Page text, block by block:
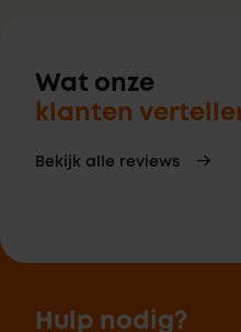
Wat onze
klanten
Bekijk alle reviews
Hulp nodig?